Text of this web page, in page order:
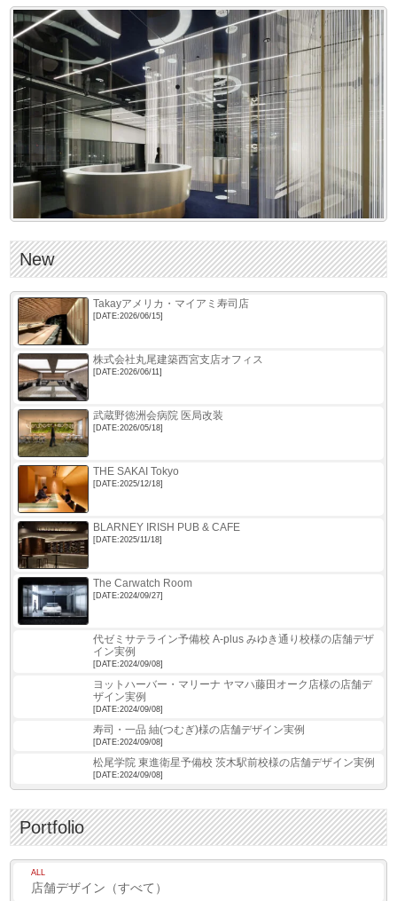
New
Takayアメリカ・マイアミ寿司店
[DATE:2026/06/15]
株式会社丸尾建築西宮支店オフィス
[DATE:2026/06/11]
武蔵野徳洲会病院 医局改装
[DATE:2026/05/18]
THE SAKAI Tokyo
[DATE:2025/12/18]
BLARNEY IRISH PUB & CAFE
[DATE:2025/11/18]
The Carwatch Room
[DATE:2024/09/27]
代ゼミサテライン予備校 A-plus みゆき通り校様の店舗デザ
イン実例
[DATE:2024/09/08]
ヨットハーバー・マリーナ ヤマハ藤田オーク店様の店舗デ
ザイン実例
[DATE:2024/09/08]
寿司・一品 紬(つむぎ)様の店舗デザイン実例
[DATE:2024/09/08]
松尾学院 東進衛星予備校 茨木駅前校様の店舗デザイン実例
[DATE:2024/09/08]
Portfolio
ALL
店舗デザイン（すべて）